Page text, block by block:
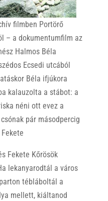
filmben Portörő
– a dokumentumfilm az
Halmos Béla
Ecsedi utcából
Béla ifjúkora
kalauzolta a stábot: a
néni ott evez a
pár másodpercig
Fekete Kőrösök
lekanyarodtál a város
tébláboltál a
mellett, kiáltanod